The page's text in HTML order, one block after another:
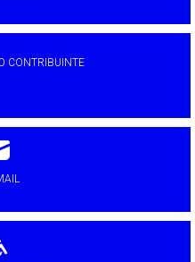
CONTRIBUINTE